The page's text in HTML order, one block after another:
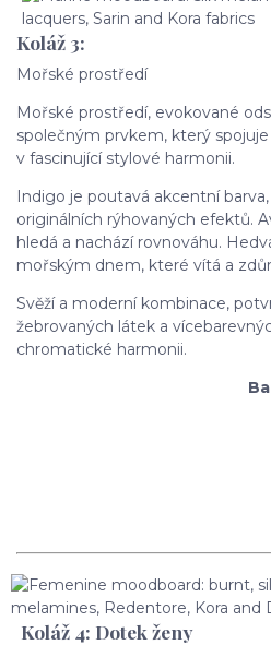
Koláž 3:
Mořské prostředí
Mořské prostředí, evokované
společným prvkem, který
v fascinující stylové harmonii.
Indigo je poutavá akcentní
originálních rýhovaných efektů.
hledá a nachází rovnováhu.
mořským dnem, které vítá a
Svěží a moderní kombinace,
žebrovaných látek a
chromatické harmonii.
Koláž 4: Dotek ženy